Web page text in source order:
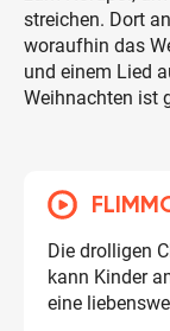
streichen. Dort
woraufhin das
und einem Lied
Weihnachten ist
Die drolligen
kann Kinder
eine